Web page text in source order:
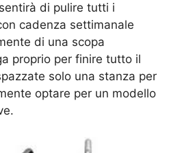
di pulire tutti i
cadenza settimanale
di una scopa
proprio per finire tutto il
solo una stanza per
optare per un modello